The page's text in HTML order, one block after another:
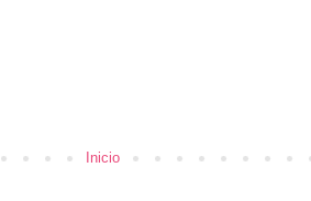
Inicio